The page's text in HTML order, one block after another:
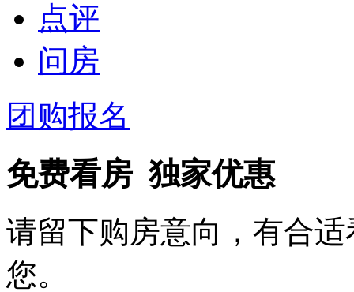
点评
问房
团购报名
免费看房 独家优惠
请留下购房意向，有合
您。